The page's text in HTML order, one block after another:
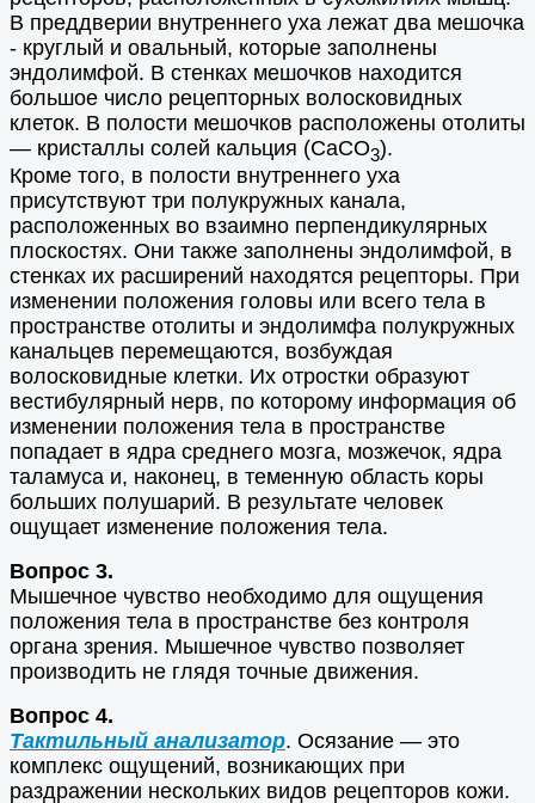
В преддверии внутреннего уха лежат два мешочка
- круглый и овальный, которые заполнены
эндолимфой. В стенках мешочков находится
большое число рецепторных волосковидных
клеток. В полости мешочков расположены отолиты
— кристаллы солей кальция (CaCO3).
Кроме того, в полости внутреннего уха
присутствуют три полукружных канала,
расположенных во взаимно перпендикулярных
плоскостях. Они также заполнены эндолимфой, в
стенках их расширений находятся рецепторы. При
изменении положения головы или всего тела в
пространстве отолиты и эндолимфа полукружных
канальцев перемещаются, возбуждая
волосковидные клетки. Их отростки образуют
вестибулярный нерв, по которому информация об
изменении положения тела в пространстве
попадает в ядра среднего мозга, мозжечок, ядра
таламуса и, наконец, в теменную область коры
больших полушарий. В результате человек
ощущает изменение положения тела.
Вопрос 3.
Мышечное чувство необходимо для ощущения
положения тела в пространстве без контроля
органа зрения. Мышечное чувство позволяет
производить не глядя точные движения.
Вопрос 4.
Тактильный анализатор. Осязание — это
комплекс ощущений, возникающих при
раздражении нескольких видов рецепторов кожи.